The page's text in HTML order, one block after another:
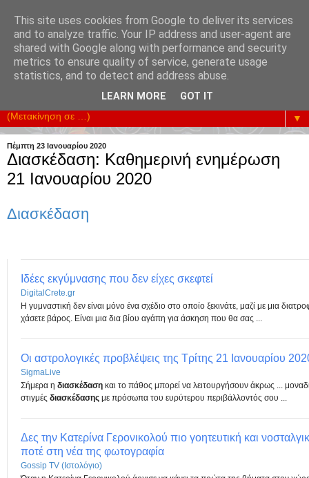
Υπηρετούμε την Επικοινωνία της Κοινωνίας. Ενισχύουμε
κάθε Προσπάθεια Οικονομικής Ανάπτυξης.
▼
Πέμπτη 23 Ιανουαρίου 2020
Διασκέδαση: Καθημερινή ενημέρωση
21 Ιανουαρίου 2020
Διασκέδαση
Ιδέες εκγύμνασης που δεν είχες σκεφτεί
DigitalCrete.gr
Η γυμναστική δεν είναι μόνο ένα σχέδιο στο οποίο ξεκινάτε, μαζί με μια
χάσετε βάρος. Είναι μια δια βίου αγάπη για άσκηση που θα σας ...
Οι αστρολογικές προβλέψεις της Τρίτης 21 Ιανουαρίου
SigmaLive
Σήμερα η διασκέδαση και το πάθος μπορεί να λειτουργήσουν άκρως ...
στιγμές διασκέδασης με πρόσωπα του ευρύτερου περιβάλλοντός σου ...
Δες την Κατερίνα Γερονικολού πιο γοητευτική και
ποτέ στη νέα της φωτογραφία
Gossip TV (Ιστολόγιο)
This site uses cookies from Google to deliver its services
and to analyze traffic. Your IP address and user-agent are
shared with Google along with performance and security
metrics to ensure quality of service, generate usage
statistics, and to detect and address abuse.
LEARN MORE GOT IT